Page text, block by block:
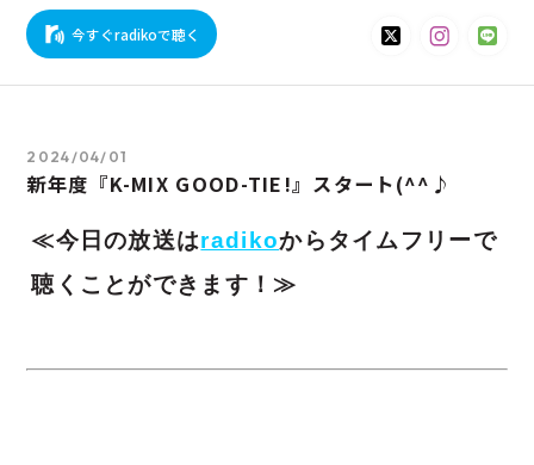
今すぐradikoで聴く
2024/04/01
新年度『K-MIX GOOD-TIE!』スタート(^^♪
≪今日の放送はradikoからタイムフリーで
聴くことができます！≫